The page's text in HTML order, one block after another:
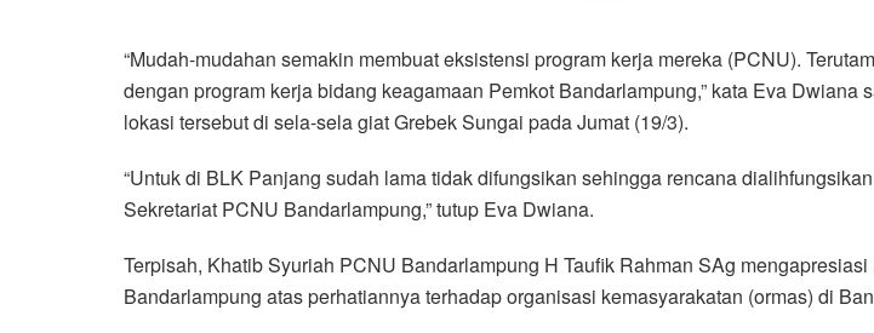
“Mudah-mudahan semakin membuat eksistensi program kerja mereka (PCNU).
dengan program kerja bidang keagamaan Pemkot Bandarlampung,” kata Eva Dwiana
lokasi tersebut di sela-sela giat Grebek Sungai pada Jumat (19/3).
“Untuk di BLK Panjang sudah lama tidak difungsikan sehingga rencana
Sekretariat PCNU Bandarlampung,” tutup Eva Dwiana.
Terpisah, Khatib Syuriah PCNU Bandarlampung H Taufik Rahman SAg mengapresiasi
Bandarlampung atas perhatiannya terhadap organisasi kemasyarakatan (ormas) di